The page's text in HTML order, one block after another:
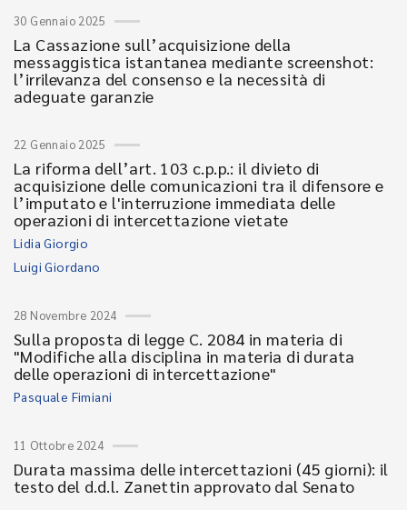
30 Gennaio 2025
La Cassazione sull’acquisizione della
messaggistica istantanea mediante screenshot:
l’irrilevanza del consenso e la necessità di
adeguate garanzie
22 Gennaio 2025
La riforma dell’art. 103 c.p.p.: il divieto di
acquisizione delle comunicazioni tra il difensore e
l’imputato e l'interruzione immediata delle
operazioni di intercettazione vietate
Lidia Giorgio
Luigi Giordano
28 Novembre 2024
Sulla proposta di legge C. 2084 in materia di
"Modifiche alla disciplina in materia di durata
delle operazioni di intercettazione"
Pasquale Fimiani
11 Ottobre 2024
Durata massima delle intercettazioni (45 giorni): il
testo del d.d.l. Zanettin approvato dal Senato